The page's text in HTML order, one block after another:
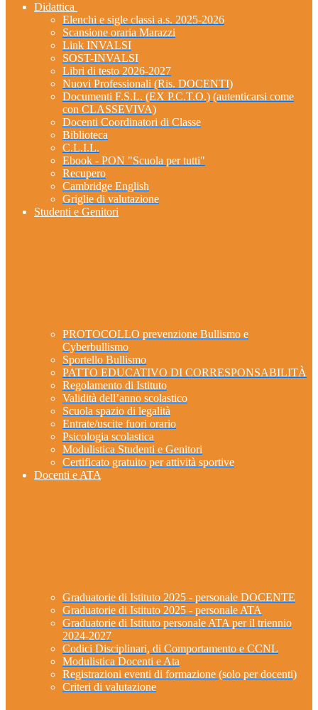
Didattica
Elenchi e sigle classi a.s. 2025-2026
Scansione oraria Marazzi
Link INVALSI
SOST-INVALSI
Libri di testo 2026-2027
Nuovi Professionali (Ris. DOCENTI)
Documenti F.S.L. (EX P.C.T.O.) (autenticarsi come
con CLASSEVIVA)
Docenti Coordinatori di Classe
Biblioteca
C.L.I.L.
Ebook - PON "Scuola per tutti"
Recupero
Cambridge English
Griglie di valutazione
Studenti e Genitori
PROTOCOLLO prevenzione Bullismo e
Cyberbullismo
Sportello Bullismo
PATTO EDUCATIVO DI CORRESPONSABILITÀ
Regolamento di Istituto
Validità dell’anno scolastico
Scuola spazio di legalità
Entrate/uscite fuori orario
Psicologia scolastica
Modulistica Studenti e Genitori
Certificato gratuito per attività sportive
Docenti e ATA
Graduatorie di Istituto 2025 - personale DOCENTE
Graduatorie di Istituto 2025 - personale ATA
Graduatorie di Istituto personale ATA per il triennio
2024-2027
Codici Disciplinari, di Comportamento e CCNL
Modulistica Docenti e Ata
Registrazioni eventi di formazione (solo per docenti)
Criteri di valutazione